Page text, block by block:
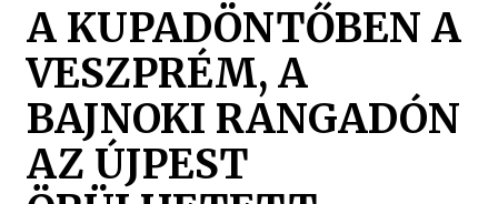
A KUPADÖNTŐBEN A
VESZPRÉM, A
BAJNOKI RANGADÓN
AZ ÚJPEST